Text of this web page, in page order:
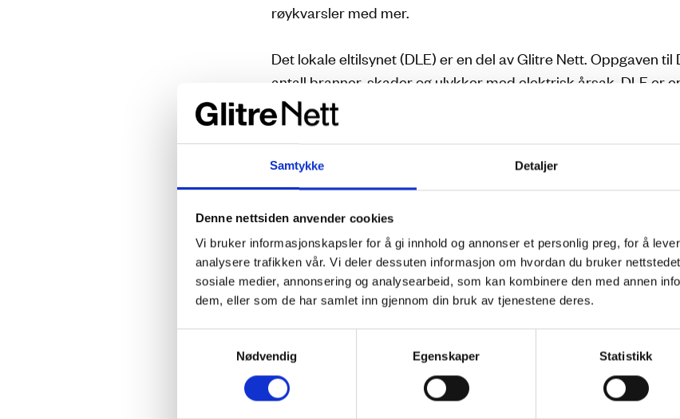
Samtykke Detaljer
Denne nettsiden anvender cookies
Vi bruker informasjonskapsler for å gi innhold og annonser et personlig preg, for å
analysere trafikken vår. Vi deler dessuten informasjon om hvordan du bruker
sosiale medier, annonsering og analysearbeid, som kan kombinere den med annen
dem, eller som de har samlet inn gjennom din bruk av tjenestene deres.
Nødvendig
Egenskaper Statistikk
røykvarsler med mer.
Det lokale eltilsynet (DLE) er en del av Glitre Nett. Oppgaven til
antall branner, skader og ulykker med elektrisk årsak. DLE er
offentlige tilsynsapparatet for elsikkerhet, og utøver tilsyn av
Se hvordan du tar elsikkerhetstesten hjemme her
Tar du elsikkerhetstesten og registrerer deg, er du med i
gavekort på 1000 kroner.
10 tips til bedre elsikkerhet
Sjekk ofte om stikkontakter og støpsler er misfarget eller
Unngå komfyrbrann. Bruk komfyrvakt.
Lad mobil, nettbrett, sparkesykkel og andre litiumsbatterier